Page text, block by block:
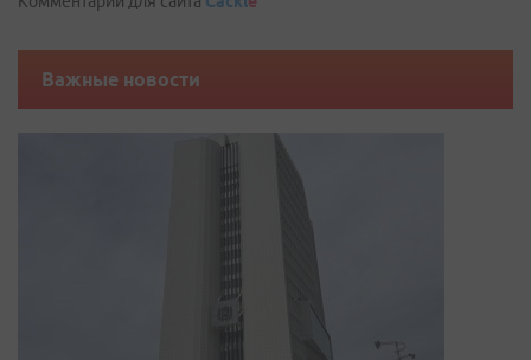
Важные новости